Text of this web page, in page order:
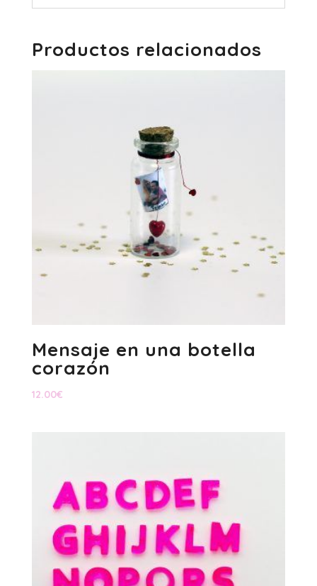
Productos relacionados
Mensaje en una botella
corazón
12.00€